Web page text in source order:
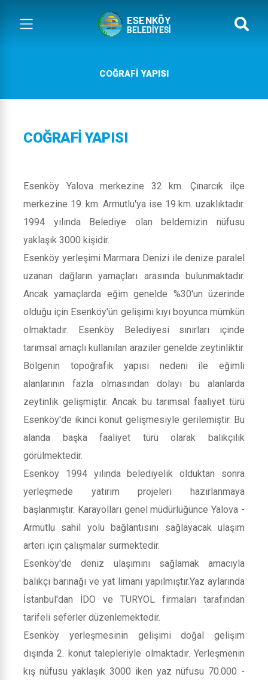
COĞRAFI YAPISI
COĞRAFI YAPISI
Esenköy Yalova merkezine 32 km. Çınarcık ilçe
merkezine 19. km. Armutlu'ya ise 19 km. uzaklıktadır.
1994 yılında Belediye olan beldemizin nüfusu
yaklaşık 3000 kişidir.
Esenköy yerleşimi Marmara Denizi ile denize paralel
uzanan dağların yamaçları arasında bulunmaktadır.
Ancak yamaçlarda eğim genelde %30'un üzerinde
olduğu için Esenköy'ün gelişimi kıyı boyunca mümkün
olmaktadır. Esenköy Belediyesi sınırları içinde
tarımsal amaçlı kullanılan araziler genelde zeytinliktir.
Bölgenin topoğrafık yapısı nedeni ile eğimli
alanlarının fazla olmasından dolayı bu alanlarda
zeytinlik gelişmiştir. Ancak bu tarımsal faaliyet türü
Esenköy'de ikinci konut gelişmesiyle gerilemiştir. Bu
alanda başka faaliyet türü olarak balıkçılık
görülmektedir.
Esenköy 1994 yılında belediyelik olduktan sonra
yerleşmede yatırım projeleri hazırlanmaya
başlanmıştır. Karayolları genel müdürlüğünce Yalova -
Armutlu sahil yolu bağlantısını sağlayacak ulaşım
arteri için çalışmalar sürmektedir.
Esenköy'de deniz ulaşımını sağlamak amacıyla
balıkçı barınağı ve yat limanı yapılmıştır.Yaz aylarında
İstanbul'dan İDO ve TURYOL firmaları tarafından
tarifeli seferler düzenlemektedir.
Esenköy yerleşmesinin gelişimi doğal gelişim
dışında 2. konut talepleriyle olmaktadır. Yerleşmenin
kış nüfusu yaklaşık 3000 iken yaz nüfusu 70.000 -